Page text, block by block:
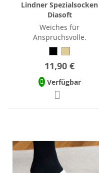
Lindner Spezialsocken
Diasoft
Weiches für
Anspruchsvolle.
11,90 €
Verfügbar